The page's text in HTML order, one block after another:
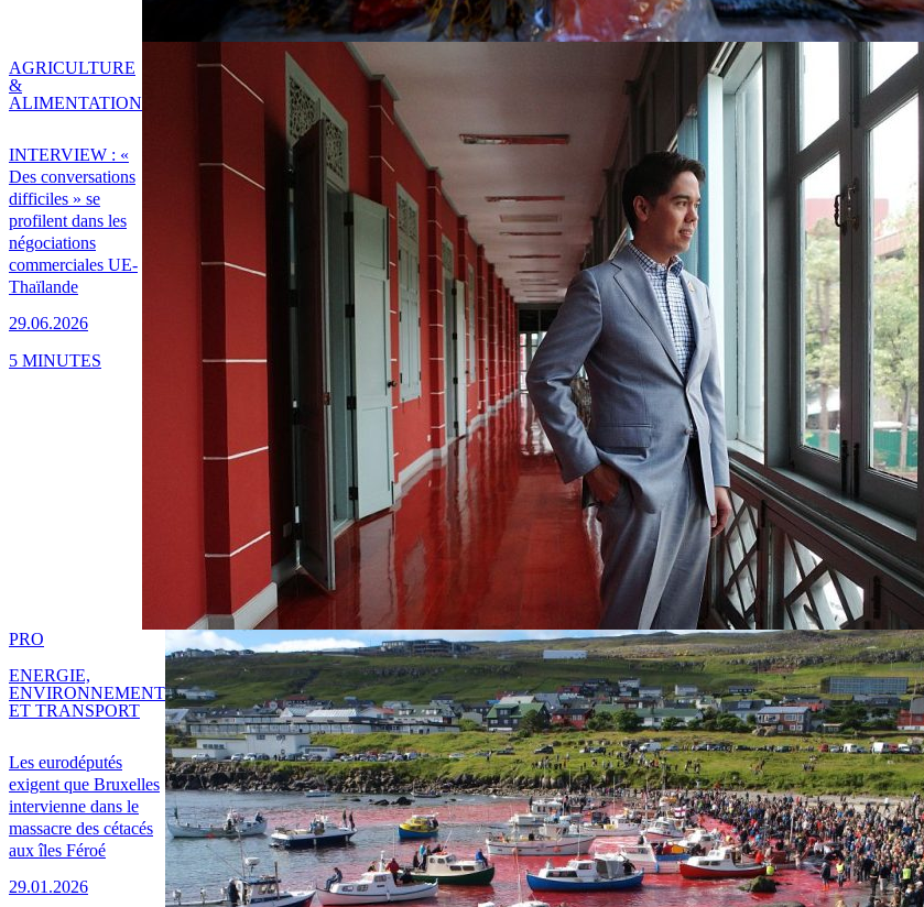
INTERVIEW : «
Des conversations
difficiles » se
profilent dans les
négociations
commerciales UE-
Thaïlande
29.06.2026
AGRICULTURE
&
ALIMENTATION
5 MINUTES
Les eurodéputés
exigent que Bruxelles
intervienne dans le
massacre des cétacés
aux îles Féroé
29.01.2026
PRO
ENERGIE,
ENVIRONNEMENT
ET TRANSPORT